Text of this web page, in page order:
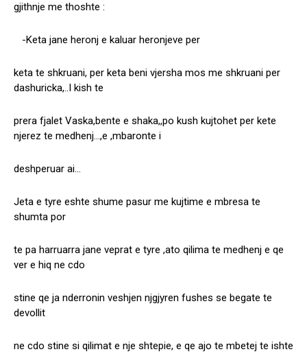
gjithnje me thoshte :
-Keta jane heronj e kaluar heronjeve per
keta te shkruani, per keta beni vjersha mos me shkruani per
dashuricka,..I kish te
prera fjalet Vaska,bente e shaka,,po kush kujtohet per kete
njerez te medhenj…,e ,mbaronte i
deshperuar ai…
Jeta e tyre eshte shume pasur me kujtime e mbresa te
shumta por
te pa harruarra jane veprat e tyre ,ato qilima te medhenj e qe
ver e hiq ne cdo
stine qe ja nderronin veshjen njgjyren fushes se begate te
devollit
ne cdo stine si qilimat e nje shtepie, e qe ajo te mbetej te ishte